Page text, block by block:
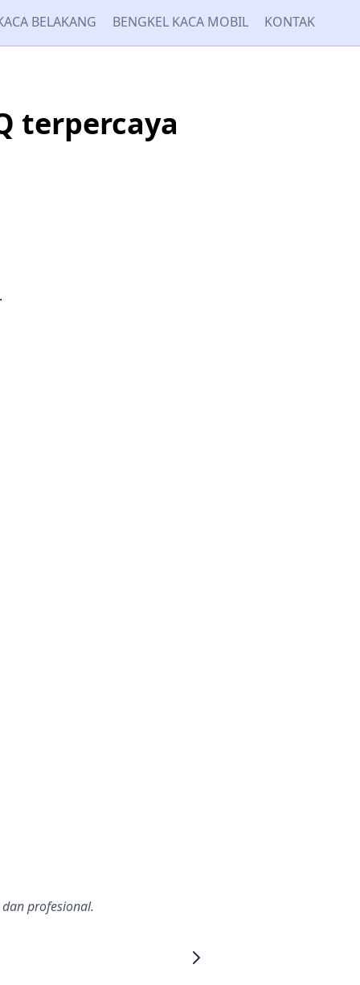
BELAKANG BENGKEL KACA MOBIL KONTAK
terpercaya
profesional.